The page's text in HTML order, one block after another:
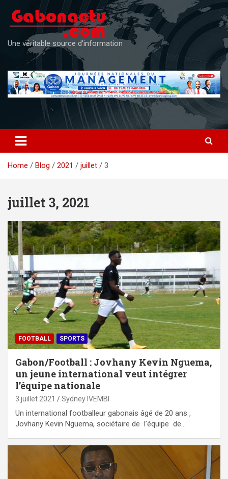
content
Une véritable source d'information
Home Blog 2021 juillet 3
juillet 3, 2021
FOOTBALL SPORTS
Gabon/Football : Jovhany Kevin Nguema,
un jeune international veut intégrer
l’équipe nationale
3 juillet 2021 Sydney IVEMBI
Un international footballeur gabonais âgé de 20 ans ,
Jovhany Kevin Nguema, sociétaire de l’équipe de…